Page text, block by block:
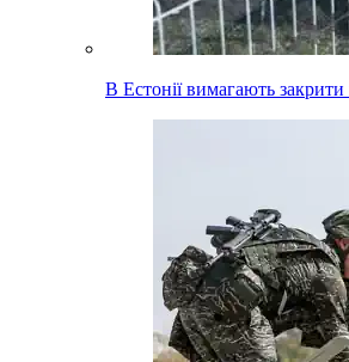
В Естонії вимагають закрити